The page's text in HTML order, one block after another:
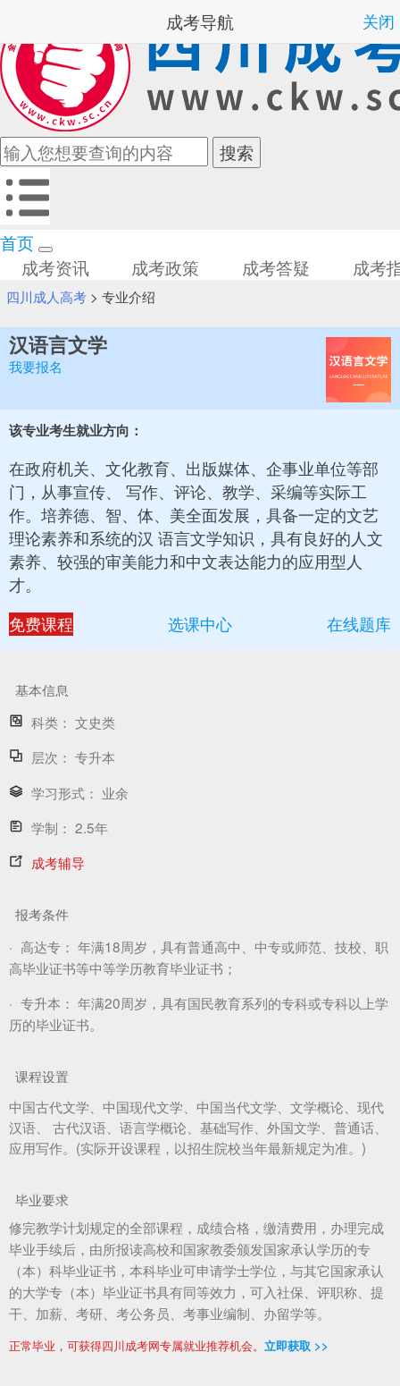
首页
成考资讯
成考政策 成考答疑 成考
四川成人高考> 专业介绍
汉语言文学
我要报名
该专业考生就业方向：
在政府机关、文化教育、出版媒体、企事业单位等部
门，从事宣传、 写作、评论、教学、采编等实际工
作。培养德、智、体、美全面发展，具备一定的文艺
理论素养和系统的汉 语言文学知识，具有良好的人文
素养、较强的审美能力和中文表达能力的应用型人
才。
免费课程
选课中心 在线题库
基本信息
科类： 文史类
层次： 专升本
学习形式： 业余
学制： 2.5年
成考辅导
报考条件
· 高达专： 年满18周岁，具有普通高中、中专或师范、技校、职
高毕业证书等中等学历教育毕业证书；
· 专升本： 年满20周岁，具有国民教育系列的专科或专科以上学
历的毕业证书。
课程设置
中国古代文学、中国现代文学、中国当代文学、文学概论、现代
汉语、 古代汉语、语言学概论、基础写作、外国文学、普通话、
应用写作。(实际开设课程，以招生院校当年最新规定为准。)
毕业要求
修完教学计划规定的全部课程，成绩合格，缴清费用，办理完成
毕业手续后，由所报读高校和国家教委颁发国家承认学历的专
（本）科毕业证书，本科毕业可申请学士学位，与其它国家承认
的大学专（本）毕业证书具有同等效力，可入社保、评职称、提
干、加薪、考研、考公务员、考事业编制、办留学等。
正常毕业，可获得四川成考网专属就业推荐机会。 立即获取 >>
成考导航 关闭